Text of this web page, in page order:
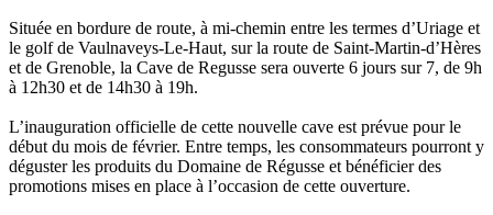
Située en bordure de route, à mi-chemin entre les termes d’Uriage et
le golf de Vaulnaveys-Le-Haut, sur la route de Saint-Martin-d’Hères
et de Grenoble, la Cave de Regusse sera ouverte 6 jours sur 7, de 9h
à 12h30 et de 14h30 à 19h.
L’inauguration officielle de cette nouvelle cave est prévue pour le
début du mois de février. Entre temps, les consommateurs pourront y
déguster les produits du Domaine de Régusse et bénéficier des
promotions mises en place à l’occasion de cette ouverture.